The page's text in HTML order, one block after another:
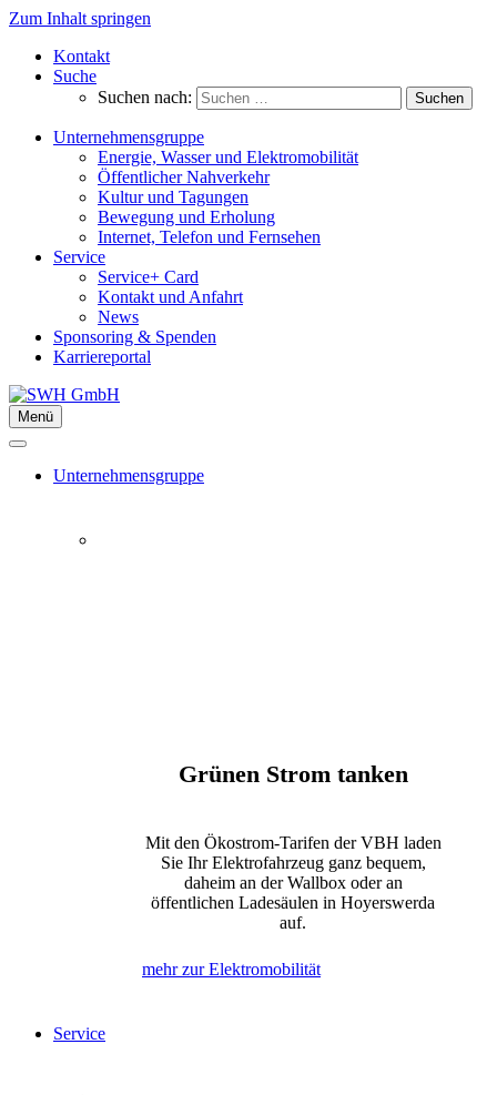
Zum Inhalt springen
Kontakt
Suche
Suchen nach:
Unternehmensgruppe
Energie, Wasser und Elektromobilität
Öffentlicher Nahverkehr
Kultur und Tagungen
Bewegung und Erholung
Internet, Telefon und Fernsehen
Service
Service+ Card
Kontakt und Anfahrt
News
Sponsoring & Spenden
Karriereportal
Menü
Unternehmensgruppe
Grünen Strom tanken
Mit den Ökostrom-Tarifen der VBH laden
Sie Ihr Elektrofahrzeug ganz bequem,
daheim an der Wallbox oder an
öffentlichen Ladesäulen in Hoyerswerda
auf.
mehr zur Elektromobilität
Service